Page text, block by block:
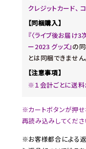
クレジットカード、
【同梱購入】
『〈ライブ後お届け
ー2023 グッズ』の
とは同梱できません
【注意事項】
※１会計ごとに送料
※カートボタンが押せ
再読み込みしてくださ
※お客様都合による返